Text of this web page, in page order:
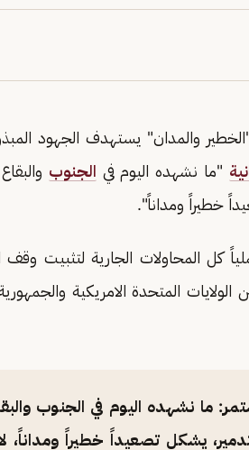
والمدان" يستهدف الجهود
"ما نشهده اليوم في الجنوب
خطيراً ومداناً".
المحاولات الجارية لتثبيت وقف
المتحدة الامريكية
ما نشهده اليوم في الجنوب
يشكل تصعيداً خطيراً ومداناً،